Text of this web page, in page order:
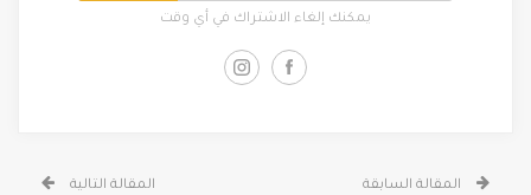
يمكنك إلغاء الاشتراك في أي وقت
المقالة السابقة المقالة التالية